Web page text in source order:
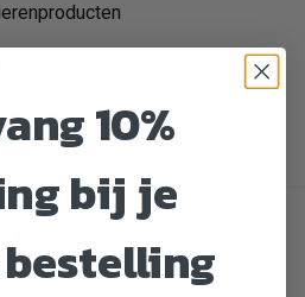
betalen
10%
bij je